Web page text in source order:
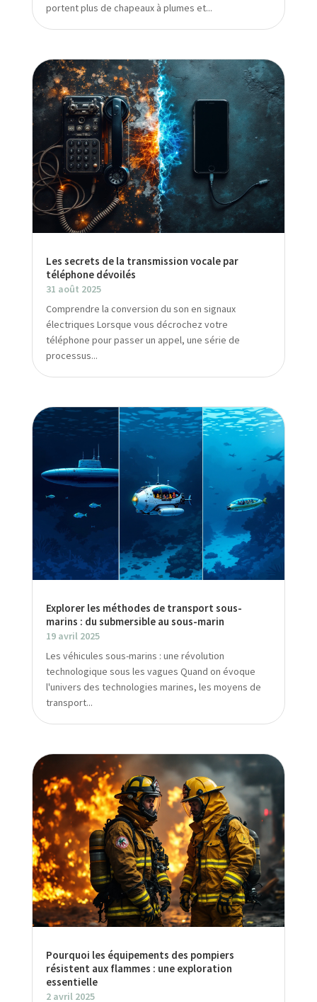
portent plus de chapeaux à plumes et...
Les secrets de la transmission vocale par
téléphone dévoilés
31 août 2025
Comprendre la conversion du son en signaux
électriques Lorsque vous décrochez votre
téléphone pour passer un appel, une série de
processus...
Explorer les méthodes de transport sous-
marins : du submersible au sous-marin
19 avril 2025
Les véhicules sous-marins : une révolution
technologique sous les vagues Quand on évoque
l'univers des technologies marines, les moyens de
transport...
Pourquoi les équipements des pompiers
résistent aux flammes : une exploration
essentielle
2 avril 2025